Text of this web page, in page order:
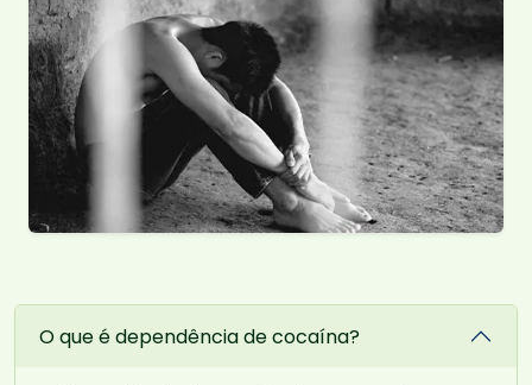
O que é dependência de cocaína?